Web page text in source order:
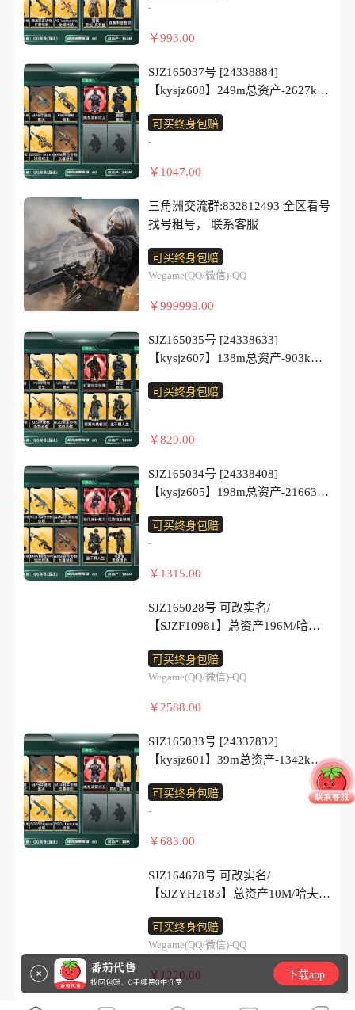
生，M1014霰弹枪-墨冰，R93狙击
【史诗外观】：AUG突击步枪-蝮
蛇，AS Val突击步枪-战术甲胄，
MP5冲锋枪-战术竞备，Vector冲锋
枪-猎鳄行动，M700狙击步枪-竞技
【稀有外观】：AKM突击步枪-肃
M7战斗步枪-捣蛋鬼，SG552突击
步枪-贴花艺术，K437突击步枪-生
盟，MCX LT突击步枪-运动会，
MP5冲锋枪-哈夫克卫队，P90冲锋
SMG-45冲锋枪-行动开启，M249轻
机枪-冰天雪地，QJB201轻机枪-哈
夫克卫队，QJB201轻机枪-动力机
VSS射手步枪-动力机能，SR-25射
SV-98狙击步枪-哈夫克航天，SV-
科技，G18-哈夫克航天，G18-战术
练习
【普通外观】：M4A1突击步枪-粉
色涂装，M4A1突击步枪-高雅黑，
击步枪-高雅黑，QBZ95-1突击步
色，QBZ95-1突击步枪-2026，
K416突击步枪-几何迷彩，M16A4
浅蓝涂装，SCAR-H战斗步枪-数码
迷彩，G3战斗步枪-高雅黑，PTR-
枪-黑巧甜心，MP5冲锋枪-海色，
Vector冲锋枪-几何迷彩，野牛冲锋
枪-高雅黑，M1014霰弹枪-高雅
黑，M1014霰弹枪-海浪，M250通
用机枪-条纹，M250通用机枪-雪
松，SVD狙击步枪-高雅黑，SR-25
枪-雪松，R93狙击步枪-狂欢，
漠之鹰-高雅
【干员外观】：骇爪-维什戴尔，威
翼-未结卷宗，露娜-劳拉·克劳馥
【近战皮肤】：近战-暗星，近战-
【典藏外观】：M4A1突击步枪-棱
枪-棱镜攻势(优品B)
金玫瑰，AKM突击步枪-锦绣，
AKM突击步枪-古墓丽影，QBZ95-
1突击步枪-凌霄戍卫，K416突击步
枪-行动记录，AUG突击步枪-悠然
茶歇，AUG突击步枪-西装暴徒，
SG552突击步枪-运动员，SCAR-H
全域特勤，腾龙突击步枪-马年祥
瑞，腾龙突击步枪-万金泪冠，腾龙
枪-墨冰，K437突击步枪-锦绣，
MK47突击步枪-悠然茶歇，MK47
冰，UZI冲锋枪-悠然茶歇，SMG-
45冲锋枪-锦绣，SR-3M紧凑突击步
枪-暗星，勇士冲锋枪-能天使-午夜
QCQ171冲锋枪-不羁人生，M870
步枪-缄花，M14射手步枪-古墓丽
手步枪-缄花，SR-25射手步枪-墨
冰，R93狙击步枪-维什戴尔，
AWM狙击步枪-万金泪冠，.357左
轮-缄花，G18-马年祥瑞
【史诗外观】：QBZ95-1突击步枪-
曙光，K416突击步枪-冬日风情，
枪-蝮蛇，M7战斗步枪-百步穿杨，
M7战斗步枪-庇护者，SG552突击
步枪-哈夫克警备，AK-12突击步
枪-猛攻，SCAR-H战斗步枪-囚徒，
G3战斗步枪-流沙送葬，AS Val突
枪-战术甲胄，腾龙突击步枪-猎鳄
行动，K437突击步枪-丛影谍踪，
KC17突击步枪-旧日审判，MCX
枪-竞技风，P90冲锋枪-清算时刻，
Vector冲锋枪-百步穿杨，Vector冲
枪-开工大吉，SR-3M紧凑突击步
枪-暗金属骑士，勇士冲锋枪-丛影
-
￥993.00
SJZ165037号 [24338884]
【kysjz608】249m总资产-2627k哈
级-上等兵
【干员外观】：威龙-凌霄戍卫，蜂
战-处刑者4级，近战-黑鹰
【传说外观】：M4A1突击步枪-墨
击步枪-古墓丽影，QBZ95-1突击步
枪-凌霄戍卫，AUG突击步枪-西装
突击步枪-旷野牧歌，K437突击步
冲锋枪-医生，SMG-45冲锋枪-锦
绣，M1014霰弹枪-墨冰
【史诗外观】：AK-12突击步枪-原
型机，QBZ95-1突击步枪-战术甲
AK-12突击步枪-猛攻，AS Val突击
鳄行动，KC17突击步枪-旧日审
判，P90冲锋枪-清算时刻，SR-3M
锋枪-六套之力，MK4冲锋枪-旧日
审判，PKM通用机枪-蝮蛇，M249
枪-炽焰，QJB201轻机枪-旧日审
判， M14射手步枪-猛攻，PSG-1射
手步枪-港口艺术家，杠杆式步枪-
98狙击步枪-清算时刻
【稀有外观】：M1014霰弹枪-银灰
枪-星之彩，AKM突击步枪-铁血战
SG552突击步枪-贴花艺术， AK-12
突击步枪-马年新春，AK-12突击步
枪-运动会，SCAR-H战斗步枪-猛
攻，PTR-32突击步枪-清洁能源，
LT突击步枪-运动会，MP5冲锋枪-
Vector冲锋枪-先锋，SMG-45冲锋
枪-行动开启，SMG-45冲锋枪-幻影
QJB201轻机枪-哈夫克卫队，
QJB201轻机枪-猛攻，QJB201轻机
枪-动力机能，SR-25射手步枪-开
拓，Marlin杠杆步枪-猛攻，SV-98
可买终身包赔
-
￥1047.00
三角洲交流群:832812493 全区看号
找号租号， 联系客服
可买终身包赔
Wegame(QQ/微信)-QQ
￥999999.00
SJZ165035号 [24338633]
【kysjz607】138m总资产-903k哈
级-上等兵
【干员外观】：红狼-蚀金玫瑰，露
医-医生
【近战皮肤】：近战-坠星者，近
【传说外观】：M4A1突击步枪-蚀
K416突击步枪-行动记录，M16A4
枪-悠然茶歇，AUG突击步枪-西装
暴徒，SG552突击步枪-运动员，
SCAR-H战斗步枪-启航，G3战斗步
枪-狩猎时刻，腾龙突击步枪-马年
祥瑞，腾龙突击步枪-旷野牧歌，
K437突击步枪-墨冰，KC17突击步
茶歇，MP5冲锋枪-墨冰， P90冲锋
枪-医生，Vector冲锋枪-狩猎时刻，
UZI冲锋枪-悠然茶歇，勇士冲锋枪-
能天使-午夜邮差，QCQ171冲锋枪-
不羁人生，MK4冲锋枪-夜莺，
蛮荒，M14射手步枪-缄花，SKS射
手步枪-骑士，SR-25射手步枪-缄
花，SR-25射手步枪-墨冰，.357左
黑·天际线
【史诗外观】：QBZ95-1突击步枪-
战术甲胄，K416突击步枪-冬日风
情，K416突击步枪-腊梅，K416突
击步枪-阿萨拉特攻，AUG突击步
可买终身包赔
-
￥829.00
SJZ165034号 [24338408]
【kysjz605】198m总资产-21663k
级-列兵
【干员外观】：红狼-蚀金玫瑰，骇
深蓝-不破誓约，红狼-电锯惊魂，
露娜-金牌射手，乌鲁鲁-荒原猎
【近战皮肤】：近战-暗星X3，近
战-处刑者2级X3，近战-黑鹰X3
金玫瑰X3，M4A1突击步枪-阿米娅
ASh-12战斗步枪-鹅鸭杀X3，
SG552突击步枪-运动员X3，SG552
突击步枪-点翠X3，AK-12突击步
枪-夜鹰X3，AK-12突击步枪-特斯
苍穹X3，SCAR-H战斗步枪-水墨云
X3，SCAR-H战斗步枪-荼蘼X3，
CAR-15突击步枪-阿米娅X3，腾龙
步枪-电锯惊魂X3，KC17突击步枪-
点翠X3，UZI冲锋枪-特斯拉线圈
X3，SMG-45冲锋枪-骑士X3，SR-
3M紧凑突击步枪-特斯拉线圈X3，
可买终身包赔
-
￥1315.00
SJZ165028号 可改实名/
【SJZF10981】总资产196M/哈夫
10/典藏外观数2/传说枪皮数53/战
场等级50/行动等级60/安全箱等时
图/蛊-能天使午夜邮差/蜂医-送葬人
·无题密令/深蓝-不破誓约/红狼-电
锯惊魂/露娜-金牌射手/乌鲁鲁-荒原
猎手/蛊-不羁人生/银翼-未结卷宗/
近战-坠星者/近战-暗星/近战-北极
者3级/近战-黑鹰/AS Val突击步枪-
S2/M7战斗步枪-棱镜攻势S2(优品
A)/AS Val突击步枪-悬赏令(优品
B)/M4A1突击步枪-蚀金玫瑰/M4A1
突击步枪-阿米娅/AKM突击步枪-锦
绣/AKM突击步枪-古墓丽影/ASh-12
战斗步枪-鹅鸭杀/K416突击步枪-行
动记录/K416突击步枪-坠星
可买终身包赔
Wegame(QQ/微信)-QQ
￥2588.00
SJZ165033号 [24337832]
【kysjz601】39m总资产-1342k哈
夫币-60烽火等级-铂金-1战场等级-
无军衔
【干员外观】：威龙-凌霄戍卫，露
战-黑鹰
【典藏外观】：MP7冲锋枪-电玩高
【典藏外观成色】：MP7冲锋枪-电
玩高手S2(优品C)X2
【传说外观】：QBZ95-1突击步枪-
凌霄戍卫，K416突击步枪-坠星
者，AUG突击步枪-西装暴徒，
可买终身包赔
-
￥683.00
SJZ164678号 可改实名/
【SJZYH2183】总资产10M/哈夫币
说枪皮数54/战场等级15/行动等级
60/安全箱等时效性道具以游戏内数
据为准，详情请看图/红狼-蚀金玫
瑰/骇爪-水墨云图/蛊-能天使午夜邮
可买终身包赔
Wegame(QQ/微信)-QQ
￥1220.00 下载app